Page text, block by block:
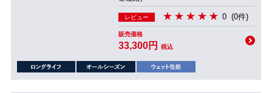
レビュー 0 (0件)
販売価格
33,300円 税込